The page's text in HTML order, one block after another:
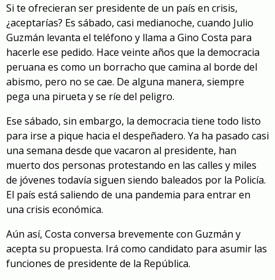
Si te ofrecieran ser presidente de un país en crisis,
¿aceptarías? Es sábado, casi medianoche, cuando Julio
Guzmán levanta el teléfono y llama a Gino Costa para
hacerle ese pedido. Hace veinte años que la democracia
peruana es como un borracho que camina al borde del
abismo, pero no se cae. De alguna manera, siempre
pega una pirueta y se ríe del peligro.
Ese sábado, sin embargo, la democracia tiene todo listo
para irse a pique hacia el despeñadero. Ya ha pasado casi
una semana desde que vacaron al presidente, han
muerto dos personas protestando en las calles y miles
de jóvenes todavía siguen siendo baleados por la Policía.
El país está saliendo de una pandemia para entrar en
una crisis económica.
Aún así, Costa conversa brevemente con Guzmán y
acepta su propuesta. Irá como candidato para asumir las
funciones de presidente de la República.